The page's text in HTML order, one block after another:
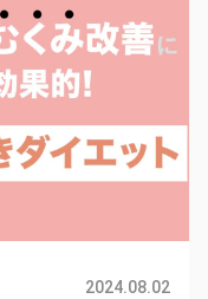
2024.08.02